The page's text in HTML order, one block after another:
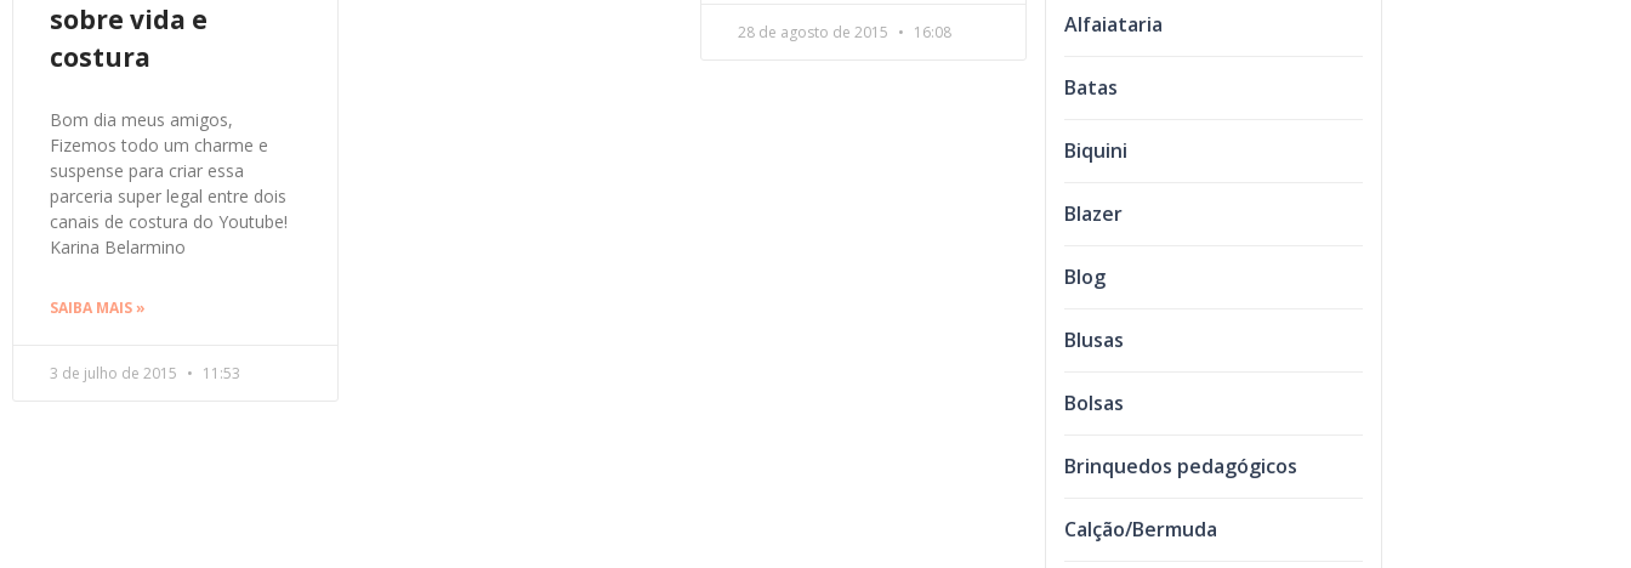
28 de agosto de 2015 16:08
sobre vida e
costura
Bom dia meus amigos,
Fizemos todo um charme e
suspense para criar essa
parceria super legal entre dois
canais de costura do Youtube!
Karina Belarmino
SAIBA MAIS »
3 de julho de 2015 11:53
Alfaiataria
Batas
Biquini
Blazer
Blog
Blusas
Bolsas
Brinquedos pedagógicos
Calção/Bermuda